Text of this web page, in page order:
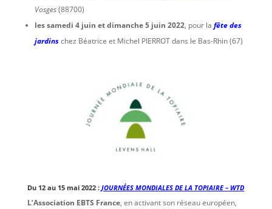
Vosges(88700)
les samedi 4 juin et dimanche 5 juin 2022, pour la fête des
jardinschez Béatrice et Michel PIERROT dans le Bas-Rhin (67)
Du 12 au 15 mai 2022 : JOURNÉES MONDIALES DE LA TOPIAIRE – WTD
L’Association EBTS France, en activant son réseau européen,